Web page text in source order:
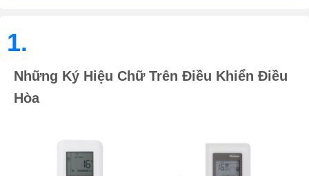
1.
Những Ký Hiệu Chữ Trên Điều Khiển Điều
Hòa